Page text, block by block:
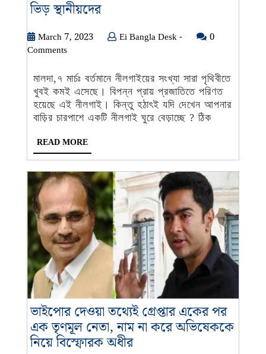
ভিড় স্থানীয়দেরমালদায়
বিরল
দেখতে
ভিড়
স্থানীয়দের
March 7, 2023March Ei Bangla Desk -Ei
-
0
Comments
মালদা,৭ মার্চঃ বর্তমানে নীলগাইয়ের সংখ্যা সারা পৃথিবীতে
খুবই কমই এসেছে। বিপন্ন প্রায় প্রজাতিতে পরিণত
হয়েছে এই নীলগাই। কিন্তু হঠাৎই যদি দেখেন আপনার
বাড়ির চারপাশে একটি নীলগাই ঘুরে বেড়াচ্ছে ? ঠিক
READ MOREREAD
MORE
ভাইপোর দেওয়া তথ্যেই গ্রেপ্তার একের পর
এক তৃণমূল নেতা, নাম না করে অভিষেককে
নিয়ে বিস্ফোরক অধীরভাইপোর